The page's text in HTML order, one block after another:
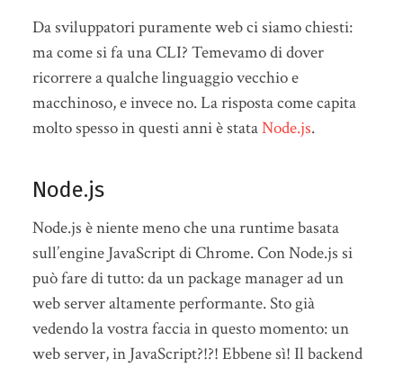
Da sviluppatori puramente web ci siamo chiesti:
ma come si fa una CLI? Temevamo di dover
ricorrere a qualche linguaggio vecchio e
macchinoso, e invece no. La risposta come capita
molto spesso in questi anni è stataNode.js.
Node.js
Node.js è niente meno che una runtime basata
sull’engine JavaScript di Chrome. Con Node.js si
può fare di tutto: da un package manager ad un
web server altamente performante. Sto già
vedendo la vostra faccia in questo momento: un
web server, in JavaScript?!?! Ebbene sì! Il backend